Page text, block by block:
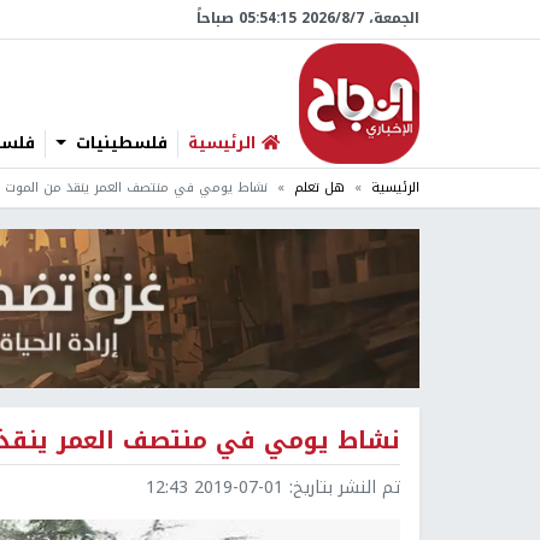
الجمعة، 7/‏8/‏2026 05:54:16 صباحاً
الرئيسية فلسطينيات
الرئيسية هل تعلم نشاط يومي في منتصف العمر ينقذ من الموت
نشاط يومي في منتصف العمر
تم النشر بتاريخ: 2019-07-01 12:43